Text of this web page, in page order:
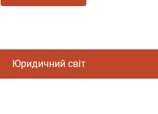
Юридичний світ